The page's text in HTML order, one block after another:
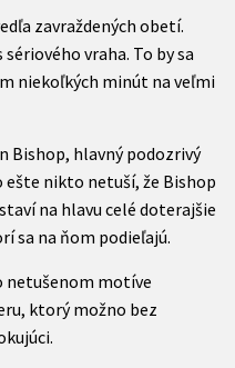
zavraždených obetí.
vraha. To by sa
niekoľkých minút na veľmi
Bishop, hlavný podozrivý
ešte nikto netuší, že Bishop
na hlavu celé doterajšie
sa na ňom podieľajú.
netušenom motíve
ktorý možno bez